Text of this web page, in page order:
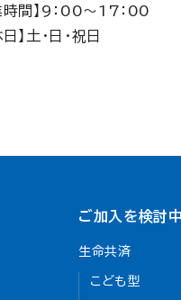
時間】9：00～17：00
】土・日・祝日
ご加入を検討
生命共済
こども型